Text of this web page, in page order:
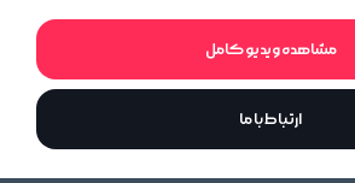
مشاهده ویدیو کامل
ارتباط با ما